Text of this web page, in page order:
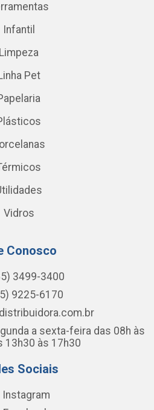
Infantil
Limpeza
Pet
Vidros
Conosco
3499-3400
9225-6170
a sexta-feira das 08h às
13h30 às 17h30
Sociais
Instagram